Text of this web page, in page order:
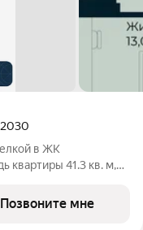
2030
в ЖК
41.3 кв. м,
Проект
Позвоните мне